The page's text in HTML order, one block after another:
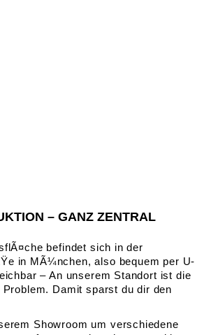
– GANZ ZENTRAL
befindet sich in der
in MÃ¼nchen, also bequem per U-
– An unserem Standort ist die
Damit sparst du dir den
Showroom um verschiedene